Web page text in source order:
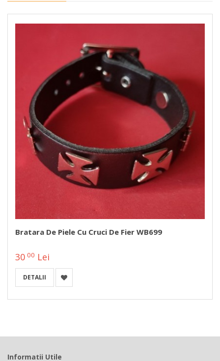
Bratara De Piele Cu Cruci De Fier WB699
30 00 Lei
DETALII
Informatii Utile